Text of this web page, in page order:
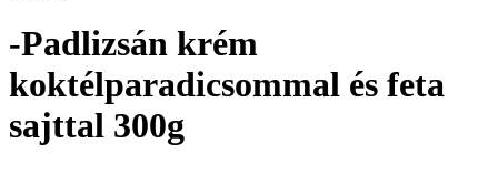
-Padlizsán krém
koktélparadicsommal és feta
sajttal 300g